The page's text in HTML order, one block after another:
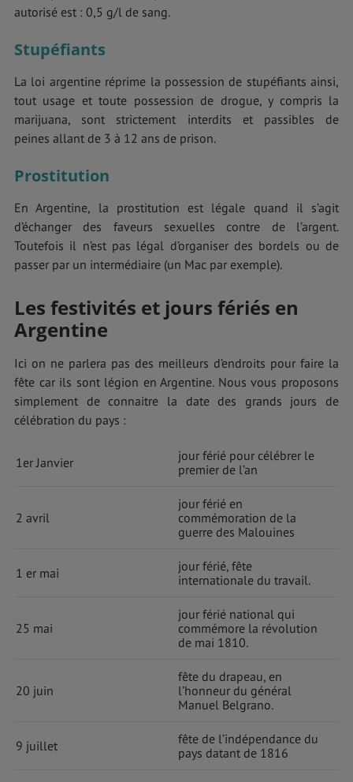
autorisé est : 0,5 g/l de sang.
Stupéfiants
La loi argentine réprime la possession de stupéfiants ainsi,
tout usage et toute possession de drogue, y compris la
marijuana, sont strictement interdits et passibles de
peines allant de 3 à 12 ans de prison.
Prostitution
En Argentine, la prostitution est légale quand il s’agit
d’échanger des faveurs sexuelles contre de l’argent.
Toutefois il n’est pas légal d’organiser des bordels ou de
passer par un intermédiaire (un Mac par exemple).
Les festivités et jours fériés en
Argentine
Ici on ne parlera pas des meilleurs d’endroits pour faire la
fête car ils sont légion en Argentine. Nous vous proposons
simplement de connaitre la date des grands jours de
célébration du pays :
1er Janvier
jour férié pour célébrer le
premier de l’an
2 avril
jour férié en
commémoration de la
guerre des Malouines
1 er mai
jour férié, fête
internationale du travail.
25 mai
jour férié national qui
commémore la révolution
de mai 1810.
20 juin
fête du drapeau, en
l’honneur du général
Manuel Belgrano.
9 juillet
fête de l’indépendance du
pays datant de 1816